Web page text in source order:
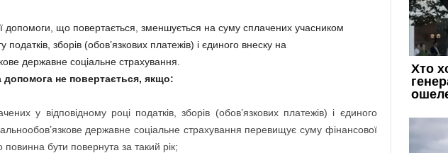
допомоги, що повертається, зменшується на суму сплачених учасником
податків, зборів (обов’язкових платежів) і єдиного внеску на
державне соціальне страхування.
не повертається, якщо:
у відповідному році податків, зборів (обов’язкових платежів) і єдиного
державне соціальне страхування перевищує суму фінансової
бути повернута за такий рік;